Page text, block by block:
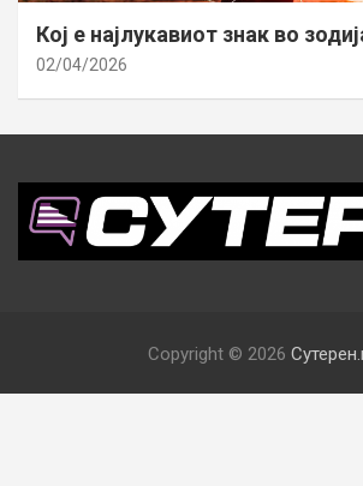
Кој е најлукавиот знак во
02/04/2026
Copyright © 2026